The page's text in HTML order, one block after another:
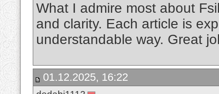
What I admire most about
and clarity. Each article is
understandable way. Great
01.12.2025, 16:22